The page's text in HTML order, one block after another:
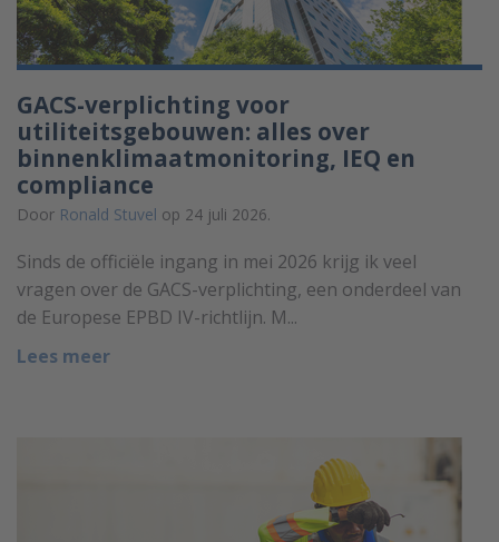
GACS-verplichting voor
utiliteitsgebouwen: alles over
binnenklimaatmonitoring, IEQ en
compliance
Door Ronald Stuvel op 24 juli 2026.
Sinds de officiële ingang in mei 2026 krijg ik veel
vragen over de GACS-verplichting, een onderdeel van
de Europese EPBD IV-richtlijn. M...
Lees meer